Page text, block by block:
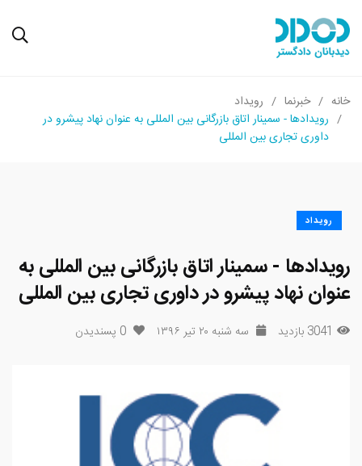
خانه خبرنما
رویداد
رویدادها - سمینار اتاق بازرگانی بین المللی به عنوان نهاد پیشرو در
داوری تجاری بین المللی
رویداد
رویدادها - سمینار اتاق بازرگانی بین المللی به
عنوان نهاد پیشرو در داوری تجاری بین المللی
3041 بازدید سه شنبه ۲۰ تیر ۱۳۹۶ 0 پسندیدن